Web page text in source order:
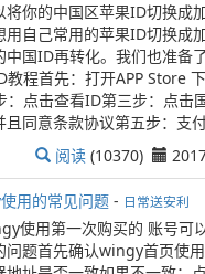
将你的中国区苹果ID切换成
用自己常用的苹果ID切换成
中国ID再转化。我们也准备
教程首先：打开APP Store
点击查看ID第三步：点击
且同意条款协议第五步：支
阅读 (10370)
用的常见问题 - 日常送安利
使用第一次购买的 账号可
问题首先确认wingy首页使